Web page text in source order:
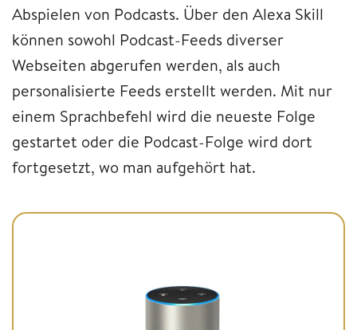
Abspielen von Podcasts. Über den Alexa Skill
können sowohl Podcast-Feeds diverser
Webseiten abgerufen werden, als auch
personalisierte Feeds erstellt werden. Mit nur
einem Sprachbefehl wird die neueste Folge
gestartet oder die Podcast-Folge wird dort
fortgesetzt, wo man aufgehört hat.